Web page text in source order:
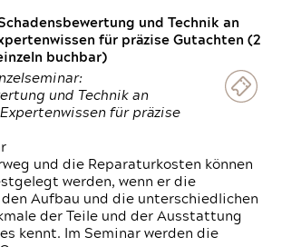
und Technik an
für präzise Gutachten (2
buchbar)
und Technik an
für präzise
und die Reparaturkosten können
werden, wenn er die
Aufbau und die unterschiedlichen
der Teile und der Ausstattung
kennt. Im Seminar werden die